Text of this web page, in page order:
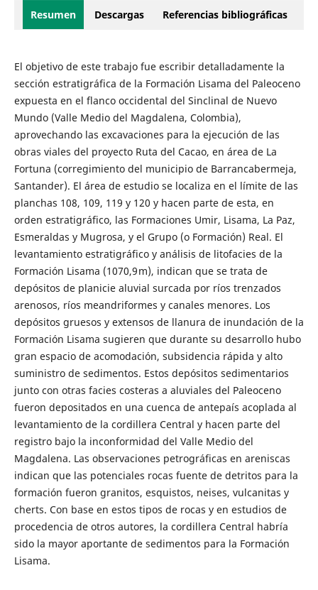
Resumen Descargas Referencias bibliográficas
El objetivo de este trabajo fue escribir detalladamente la
sección estratigráfica de la Formación Lisama del Paleoceno
expuesta en el flanco occidental del Sinclinal de Nuevo
Mundo (Valle Medio del Magdalena, Colombia),
aprovechando las excavaciones para la ejecución de las
obras viales del proyecto Ruta del Cacao, en área de La
Fortuna (corregimiento del municipio de Barrancabermeja,
Santander). El área de estudio se localiza en el límite de las
planchas 108, 109, 119 y 120 y hacen parte de esta, en
orden estratigráfico, las Formaciones Umir, Lisama, La Paz,
Esmeraldas y Mugrosa, y el Grupo (o Formación) Real. El
levantamiento estratigráfico y análisis de litofacies de la
Formación Lisama (1070,9 m), indican que se trata de
depósitos de planicie aluvial surcada por ríos trenzados
arenosos, ríos meandriformes y canales menores. Los
depósitos gruesos y extensos de llanura de inundación de la
Formación Lisama sugieren que durante su desarrollo hubo
gran espacio de acomodación, subsidencia rápida y alto
suministro de sedimentos. Estos depósitos sedimentarios
junto con otras facies costeras a aluviales del Paleoceno
fueron depositados en una cuenca de antepaís acoplada al
levantamiento de la cordillera Central y hacen parte del
registro bajo la inconformidad del Valle Medio del
Magdalena. Las observaciones petrográficas en areniscas
indican que las potenciales rocas fuente de detritos para la
formación fueron granitos, esquistos, neises, vulcanitas y
cherts. Con base en estos tipos de rocas y en estudios de
procedencia de otros autores, la cordillera Central habría
sido la mayor aportante de sedimentos para la Formación
Lisama.